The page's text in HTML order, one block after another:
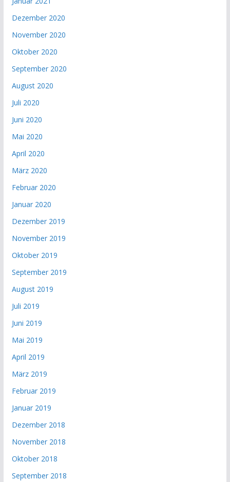
Dezember 2020
November 2020
Oktober 2020
September 2020
August 2020
Juli 2020
Juni 2020
Mai 2020
April 2020
März 2020
Februar 2020
Januar 2020
Dezember 2019
November 2019
Oktober 2019
September 2019
August 2019
Juli 2019
Juni 2019
Mai 2019
April 2019
März 2019
Februar 2019
Januar 2019
Dezember 2018
November 2018
Oktober 2018
September 2018